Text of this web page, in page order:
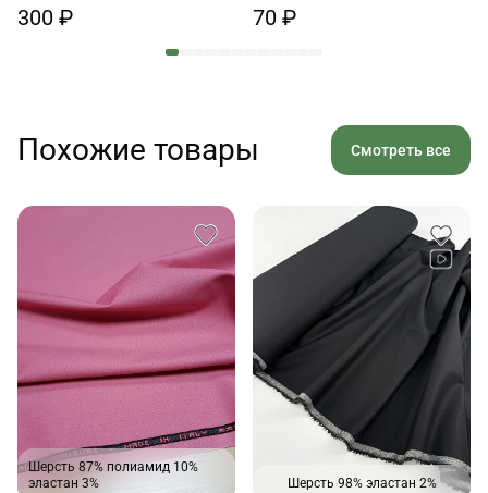
300 ₽ 70 ₽
Похожие товары Смотреть все
Шерсть 87% полиамид 10%
эластан 3%
Шерсть 98% эластан 2%